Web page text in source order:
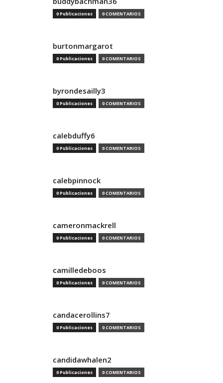
0 Publicaciones 0 COMENTARIOS
burtonmargarot
0 Publicaciones 0 COMENTARIOS
byrondesailly3
0 Publicaciones 0 COMENTARIOS
calebduffy6
0 Publicaciones 0 COMENTARIOS
calebpinnock
0 Publicaciones 0 COMENTARIOS
cameronmackrell
0 Publicaciones 0 COMENTARIOS
camilledeboos
0 Publicaciones 0 COMENTARIOS
candacerollins7
0 Publicaciones 0 COMENTARIOS
candidawhalen2
0 Publicaciones 0 COMENTARIOS